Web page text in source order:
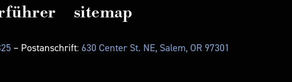
sitemap
– Postanschrift: 630 Center St. NE, Salem, OR 97301